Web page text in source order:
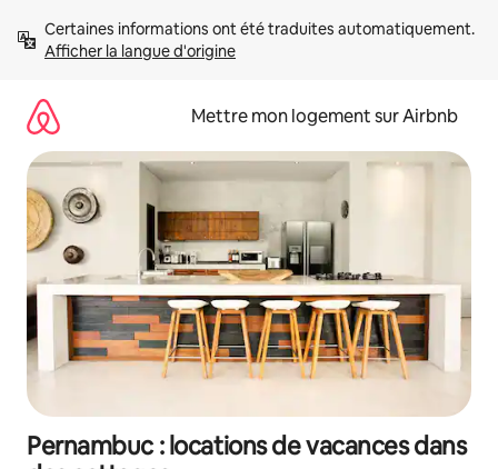
directement
Afficher la langue d'origine
Mettre mon logement sur Airbnb
Pernambuc : locations de vacances dans